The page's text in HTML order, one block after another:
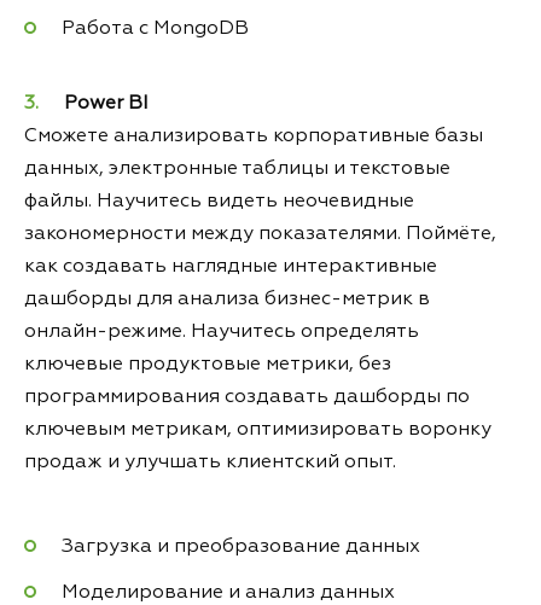
Работа с MongoDB
Power BI
Сможете анализировать корпоративные базы
данных, электронные таблицы и текстовые
файлы. Научитесь видеть неочевидные
закономерности между показателями. Поймёте,
как создавать наглядные интерактивные
дашборды для анализа бизнес-метрик в
онлайн-режиме. Научитесь определять
ключевые продуктовые метрики, без
программирования создавать дашборды по
ключевым метрикам, оптимизировать воронку
продаж и улучшать клиентский опыт.
Загрузка и преобразование данных
Моделирование и анализ данных